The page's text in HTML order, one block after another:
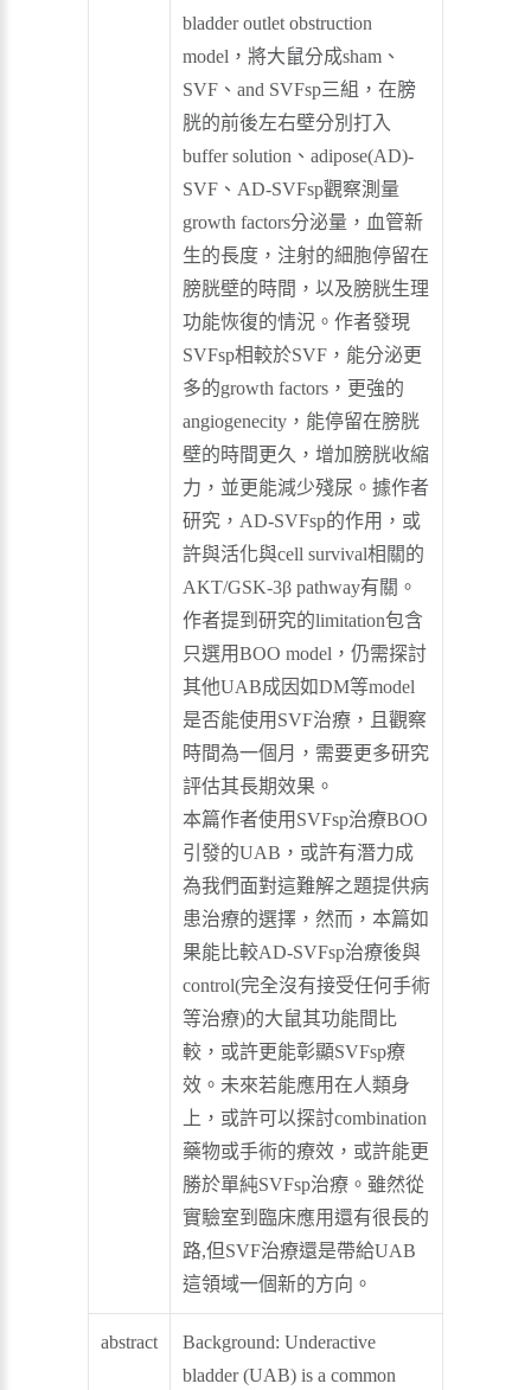
bladder outlet obstruction
model，將大鼠分成sham、
SVF、and SVFsp三組，在膀
胱的前後左右壁分別打入
buffer solution、adipose(AD)-
SVF、AD-SVFsp觀察測量
growth factors分泌量，血管新
生的長度，注射的細胞停留在
膀胱壁的時間，以及膀胱生理
功能恢復的情況。作者發現
SVFsp相較於SVF，能分泌更
多的growth factors，更強的
angiogenecity，能停留在膀胱
壁的時間更久，增加膀胱收縮
力，並更能減少殘尿。據作者
研究，AD-SVFsp的作用，或
許與活化與cell survival相關的
AKT/GSK-3β pathway有關。
作者提到研究的limitation包含
只選用BOO model，仍需探討
其他UAB成因如DM等model
是否能使用SVF治療，且觀察
時間為一個月，需要更多研究
評估其長期效果。
本篇作者使用SVFsp治療BOO
引發的UAB，或許有潛力成
為我們面對這難解之題提供病
患治療的選擇，然而，本篇如
果能比較AD-SVFsp治療後與
control(完全沒有接受任何手術
等治療)的大鼠其功能間比
較，或許更能彰顯SVFsp療
效。未來若能應用在人類身
上，或許可以探討combination
藥物或手術的療效，或許能更
勝於單純SVFsp治療。雖然從
實驗室到臨床應用還有很長的
路,但SVF治療還是帶給UAB
這領域一個新的方向。
abstract
Background: Underactive
bladder (UAB) is a common